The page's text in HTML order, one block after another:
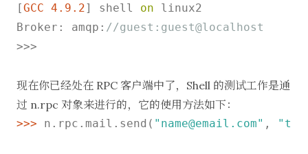
[GCC 4.9.2] shell on linux2
Broker: amqp: //guest:guest@localhost
>>>
现在你已经处在 RPC 客户端中了，Shell 的测试工作是通
过 n.rpc 对象来进行的，它的使用方法如下：
>>> n.rpc.mail.send( "name@email.com" ,